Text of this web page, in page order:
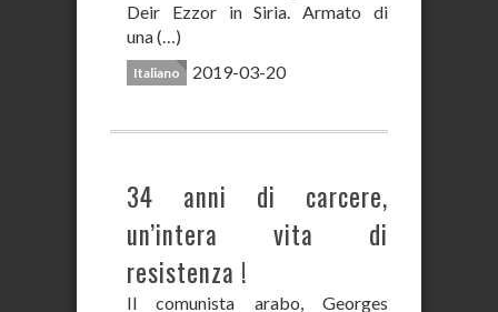
Deir Ezzor in Siria. Armato di
una (…)
Italiano 2019-03-20
34 anni di carcere,
un’intera vita di
resistenza !
Il comunista arabo, Georges